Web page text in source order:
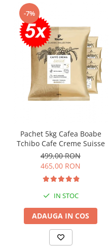
-7%
Pachet 5kg Cafea Boabe
Tchibo Cafe Creme Suisse
499,00 RON
465,00 RON
IN STOC
ADAUGA IN COS